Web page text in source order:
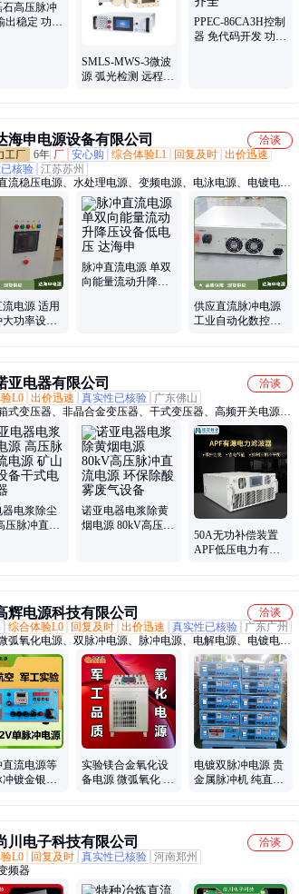
石高压脉冲
出稳定 功能
SMLS-MWS-3微波
源 弧光检测 远程控
PPEC-86CA3H控制
器 免代码开发 功能
海申电源设备有限公司
洽谈
6年 厂 安心购 综合体验L1 回复及时 出价迅速
核验 江苏苏州
流稳压电源、水处理电源、变频电源、电泳电源、电镀电
电源、直流电源、开关电源、非标订制电源、直流加热电
高频电源、脉冲电源、大功率直流换向电源、双脉冲电源、
流电源、高频开关电源、可调直流电源、开关电源直流输
通道电源、高分辨率直流电源、直流换向电源、订制电源、高
电源、稳压器
流电源 适用
功率设备
脉冲直流电源 单双
向能量流动升降压
供应直流脉冲电源
工业自动化数控机
亚电器有限公司
洽谈
L0 出价迅速 真实性已核验
广东佛山
式变压器、非晶合金变压器、干式变压器、高频开关电源、
、高频高压脉冲电源、静电除尘电源、sps烧结电源、离子
、整流电源、油浸式变压器、APF有源滤波器、静止无功发
电浆除尘
压脉冲直流
诺亚电器电浆除黄
烟电源 80kV高压脉
50A无功补偿装置
APF低压电力有源
辉电源科技有限公司
洽谈
综合体验L0 回复及时 出价迅速 真实性已核验
广东广州
弧氧化电源、双脉冲电源、脉冲电源、电解电源、电镀电
电源、氧化电源、电絮凝电源、电催化氧化电源、污水处理
电镀铬电源、次氯酸钠发生器电源、电解制氢电源、电解金属
、电积铜电源、电解抛光电源、等离子抛光电源、直流电
器电源、电解除垢机、冷却塔吸垢机、同步整流器
直流电源等
镀金银贵
实验镁合金氧化设
备电源 微弧氧化 直
电镀双脉冲电源 贵
金属脉冲机 纯直流
川电子科技有限公司
洽谈
L0
回复及时 真实性已核验 河南郑州
频器